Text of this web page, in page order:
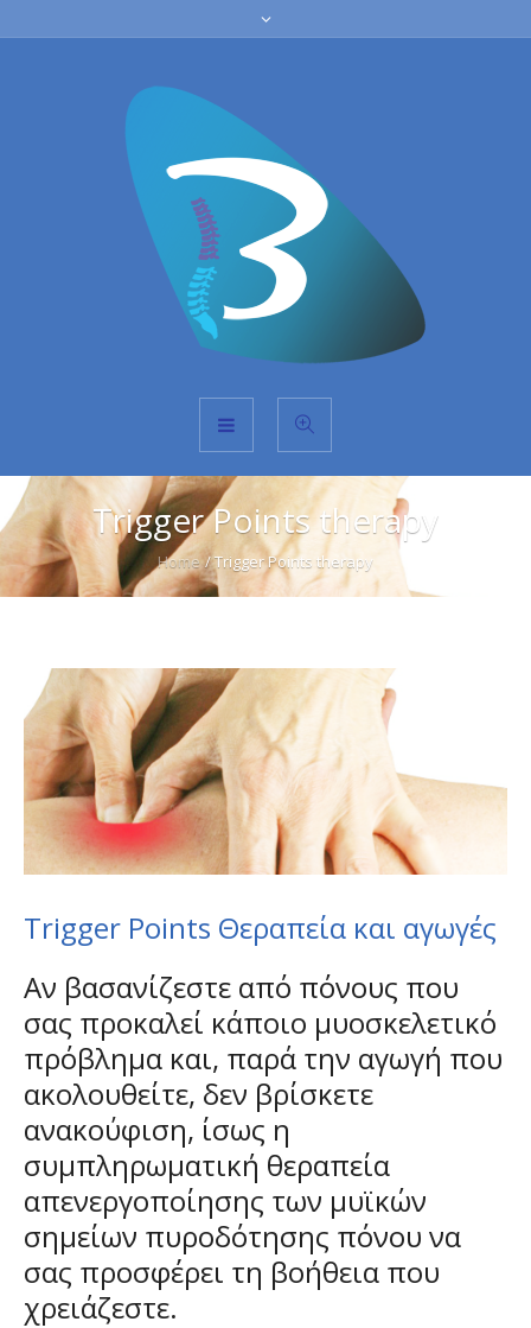
Trigger Points therapy
Home /Trigger Points therapy
Trigger Points Θεραπεία και αγωγές
Αν βασανίζεστε από πόνους που
σας προκαλεί κάποιο μυοσκελετικό
πρόβλημα και, παρά την αγωγή που
ακολουθείτε, δεν βρίσκετε
ανακούφιση, ίσως η
συμπληρωματική θεραπεία
απενεργοποίησης των μυϊκών
σημείων πυροδότησης πόνου να
σας προσφέρει τη βοήθεια που
χρειάζεστε.